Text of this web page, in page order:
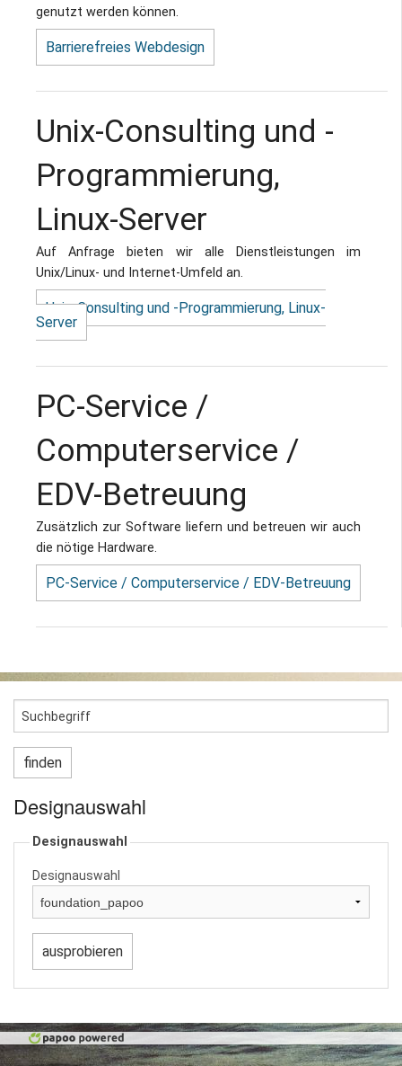
genutzt werden können.
Barrierefreies Webdesign
Unix-Consulting und -
Programmierung,
Linux-Server
Auf Anfrage bieten wir alle Dienstleistungen im
Unix/Linux- und Internet-Umfeld an.
Unix-Consulting und -Programmierung, Linux-
Server
PC-Service /
Computerservice /
EDV-Betreuung
Zusätzlich zur Software liefern und betreuen wir auch
die nötige Hardware.
PC-Service / Computerservice / EDV-Betreuung
Designauswahl
Designauswahl
Designauswahl